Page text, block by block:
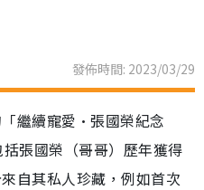
發佈時間: 2023/03/29
繼續寵愛•張國榮紀念
張國榮（哥哥）歷年獲得
自其私人珍藏，例如首次